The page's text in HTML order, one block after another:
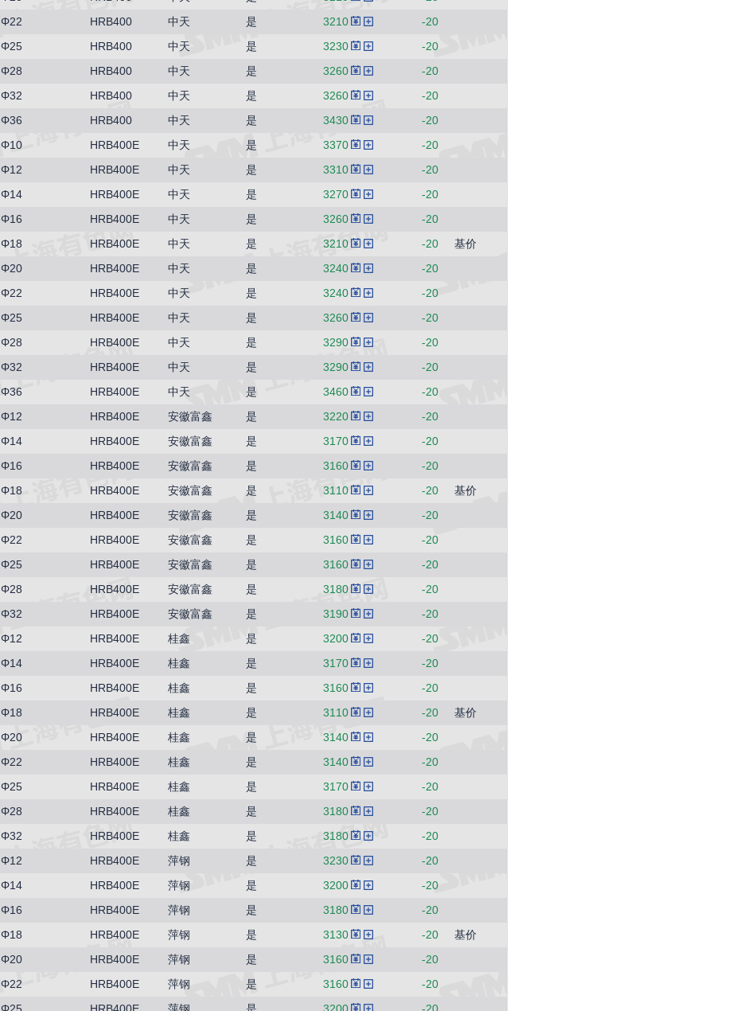
Φ22 HRB400 中天 是 3210
-20
Φ25 HRB400 中天 是 3230
-20
Φ28 HRB400 中天 是 3260
-20
Φ32 HRB400 中天 是 3260
-20
Φ36 HRB400 中天 是 3430
-20
Φ10 HRB400E 中天 是 3370
-20
Φ12 HRB400E 中天 是 3310
-20
Φ14 HRB400E 中天 是 3270
-20
Φ16 HRB400E 中天 是 3260
-20
Φ18 HRB400E 中天 是 3210 -20
基价
Φ20 HRB400E 中天 是 3240
-20
Φ22 HRB400E 中天 是 3240
-20
Φ25 HRB400E 中天 是 3260
-20
Φ28 HRB400E 中天 是 3290
-20
Φ32 HRB400E 中天 是 3290
-20
Φ36 HRB400E 中天 是 3460
-20
Φ12 HRB400E 安徽富鑫 是 3220
-20
Φ14 HRB400E 安徽富鑫 是 3170
-20
Φ16 HRB400E 安徽富鑫 是 3160
-20
Φ18 HRB400E 安徽富鑫 是 3110 -20
基价
Φ20 HRB400E 安徽富鑫 是 3140
-20
Φ22 HRB400E 安徽富鑫 是 3160
-20
Φ25 HRB400E 安徽富鑫 是 3160
-20
Φ28 HRB400E 安徽富鑫 是 3180
-20
Φ32 HRB400E 安徽富鑫 是 3190
-20
Φ12 HRB400E 桂鑫 是 3200
-20
Φ14 HRB400E 桂鑫 是 3170
-20
Φ16 HRB400E 桂鑫 是 3160
-20
Φ18 HRB400E 桂鑫 是 3110 -20
基价
Φ20 HRB400E 桂鑫 是 3140
-20
Φ22 HRB400E 桂鑫 是 3140
-20
Φ25 HRB400E 桂鑫 是 3170
-20
Φ28 HRB400E 桂鑫 是 3180
-20
Φ32 HRB400E 桂鑫 是 3180
-20
Φ12 HRB400E 萍钢 是 3230
-20
Φ14 HRB400E 萍钢 是 3200
-20
Φ16 HRB400E 萍钢 是 3180
-20
Φ18 HRB400E 萍钢 是 3130 -20
基价
Φ20 HRB400E 萍钢 是 3160
-20
Φ22 HRB400E 萍钢 是 3160
-20